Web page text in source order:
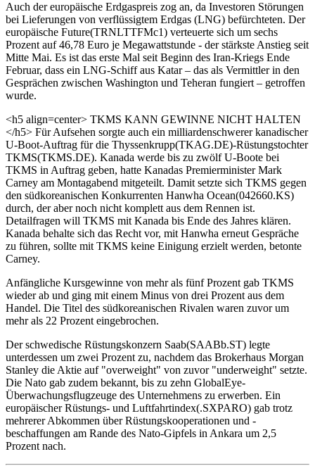
Auch der europäische Erdgaspreis zog an, da Investoren Störungen
bei Lieferungen von verflüssigtem Erdgas (LNG) befürchteten. Der
europäische Future(TRNLTTFMc1) verteuerte sich um sechs
Prozent auf 46,78 Euro je Megawattstunde - der stärkste Anstieg seit
Mitte Mai. Es ist das erste Mal seit Beginn des Iran-Kriegs Ende
Februar, dass ein LNG-Schiff aus Katar – das als Vermittler in den
Gesprächen zwischen Washington und Teheran fungiert – getroffen
wurde.
<h5 align=center> TKMS KANN GEWINNE NICHT HALTEN
</h5> Für Aufsehen sorgte auch ein milliardenschwerer kanadischer
U-Boot-Auftrag für die Thyssenkrupp(TKAG.DE)-Rüstungstochter
TKMS(TKMS.DE). Kanada werde bis zu zwölf U-Boote bei
TKMS in Auftrag geben, hatte Kanadas Premierminister Mark
Carney am Montagabend mitgeteilt. Damit setzte sich TKMS gegen
den südkoreanischen Konkurrenten Hanwha Ocean(042660.KS)
durch, der aber noch nicht komplett aus dem Rennen ist.
Detailfragen will TKMS mit Kanada bis Ende des Jahres klären.
Kanada behalte sich das Recht vor, mit Hanwha erneut Gespräche
zu führen, sollte mit TKMS keine Einigung erzielt werden, betonte
Carney.
Anfängliche Kursgewinne von mehr als fünf Prozent gab TKMS
wieder ab und ging mit einem Minus von drei Prozent aus dem
Handel. Die Titel des südkoreanischen Rivalen waren zuvor um
mehr als 22 Prozent eingebrochen.
Der schwedische Rüstungskonzern Saab(SAABb.ST) legte
unterdessen um zwei Prozent zu, nachdem das Brokerhaus Morgan
Stanley die Aktie auf "overweight" von zuvor "underweight" setzte.
Die Nato gab zudem bekannt, bis zu zehn GlobalEye-
Überwachungsflugzeuge des Unternehmens zu erwerben. Ein
europäischer Rüstungs- und Luftfahrtindex(.SXPARO) gab trotz
mehrerer Abkommen über Rüstungskooperationen und -
beschaffungen am Rande des Nato-Gipfels in Ankara um 2,5
Prozent nach.